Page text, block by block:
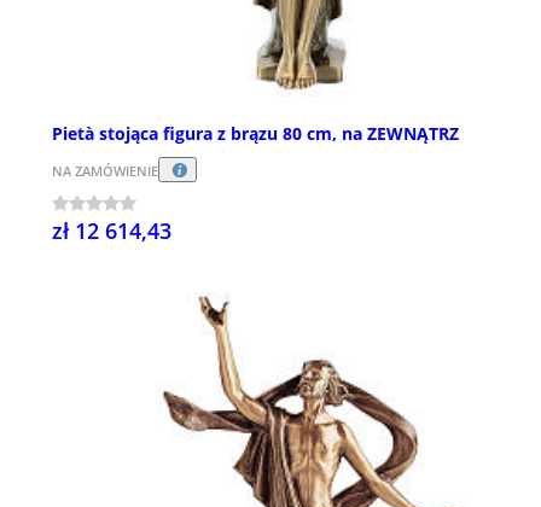
Pietà stojąca figura z brązu 80 cm, na ZEWNĄTRZ
NA ZAMÓWIENIE
zł 12 614,43